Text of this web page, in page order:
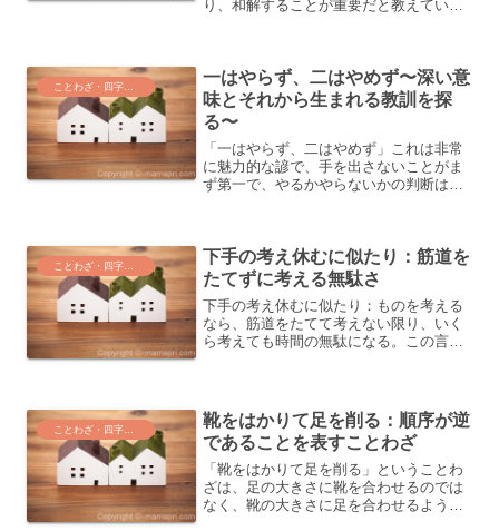
り、和解することが重要だと教えていま
なのです。恨みを手放すこ...
一はやらず、二はやめず〜深い意
味とそれから生まれる教訓を探
る〜
「一はやらず、二はやめず」これは非常
に魅力的な諺で、手を出さないことがま
ず第一で、やるかやらないかの判断は慎
と、ですね。「一はやらず...
下手の考え休むに似たり：筋道を
たてずに考える無駄さ
下手の考え休むに似たり：ものを考える
なら、筋道をたてて考えない限り、いく
ら考えても時間の無駄になる。この言葉
は、考えることが上手くな...
靴をはかりて足を削る：順序が逆
であることを表すことわざ
「靴をはかりて足を削る」ということわ
ざは、足の大きさに靴を合わせるのでは
なく、靴の大きさに足を合わせるような